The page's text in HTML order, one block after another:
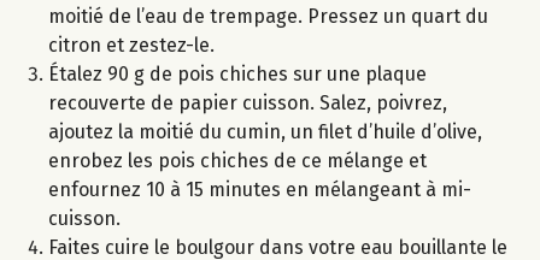
moitié de l’eau de trempage. Pressez un quart du
citron et zestez-le.
Étalez 90 g de pois chiches sur une plaque
recouverte de papier cuisson. Salez, poivrez,
ajoutez la moitié du cumin, un filet d’huile d’olive,
enrobez les pois chiches de ce mélange et
enfournez 10 à 15 minutes en mélangeant à mi-
cuisson.
Faites cuire le boulgour dans votre eau bouillante le